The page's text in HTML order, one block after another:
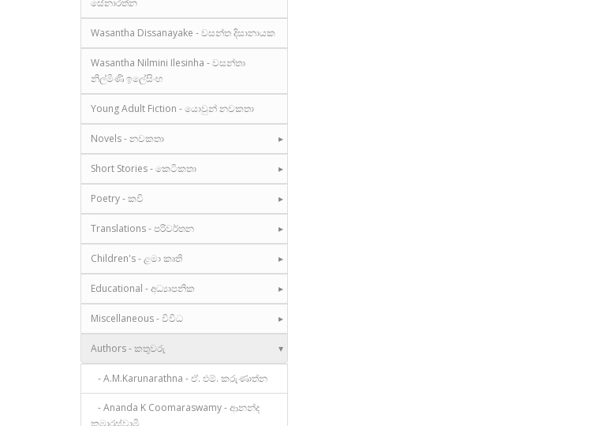
සේනාරත්න
Wasantha Dissanayake - වසන්ත දිසානායක
Wasantha Nilmini Ilesinha - වසන්තා
නිල්මිණි ඉලේසිංහ
Young Adult Fiction - යොවුන් නවකතා
Novels - නවකතා
Short Stories - කෙටිකතා
Poetry - කවි
Translations - පරිවර්තන
Children's - ළමා කෘති
Educational - අධ්‍යාපනික
Miscellaneous - විවිධ
Authors - කතුවරු
- A.M.Karunarathna - ඒ. එම්. කරුණාත්න
- Ananda K Coomaraswamy - ආනන්ද
කුමාරස්වාමි